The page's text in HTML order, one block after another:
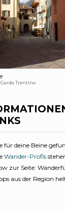
Garda Trentino
für deine Beine
Wander-Profis
zur Seite:
aus der Region